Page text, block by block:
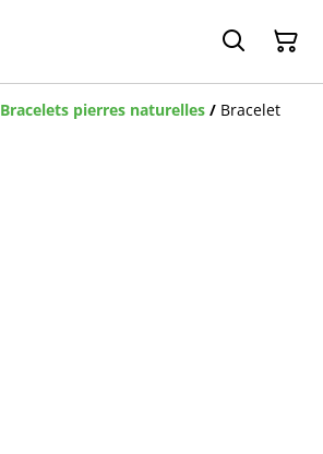
Bracelets pierres naturelles / Bracelet